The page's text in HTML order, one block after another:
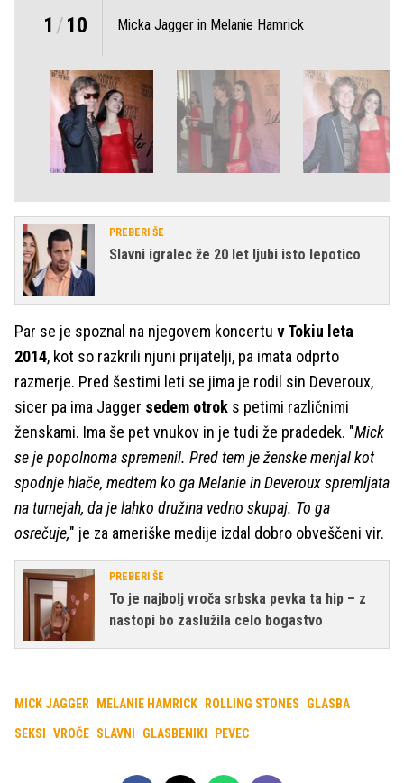
1 /10 Micka Jagger in Melanie Hamrick
PREBERI ŠE
Slavni igralec že 20 let ljubi isto lepotico
Par se je spoznal na njegovem koncertu v Tokiu leta
2014, kot so razkrili njuni prijatelji, pa imata odprto
razmerje. Pred šestimi leti se jima je rodil sin Deveroux,
sicer pa ima Jagger sedem otrok s petimi različnimi
ženskami. Ima še pet vnukov in je tudi že pradedek. "Mick
se je popolnoma spremenil. Pred tem je ženske menjal kot
spodnje hlače, medtem ko ga Melanie in Deveroux spremljata
na turnejah, da je lahko družina vedno skupaj. To ga
osrečuje," je za ameriške medije izdal dobro obveščeni vir.
PREBERI ŠE
To je najbolj vroča srbska pevka ta hip – z
nastopi bo zaslužila celo bogastvo
MICK JAGGER MELANIE HAMRICK ROLLING STONES GLASBA
SEKSI VROČE SLAVNI GLASBENIKI PEVEC